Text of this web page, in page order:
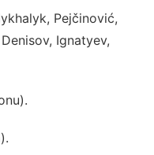
Pejčinović,
Ignatyev,